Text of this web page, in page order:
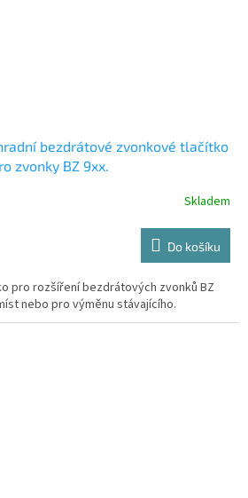
bezdrátové zvonkové tlačítko
zvonky BZ 9xx.
Skladem
Do košíku
pro rozšíření bezdrátových zvonků BZ
nebo pro výměnu stávajícího.